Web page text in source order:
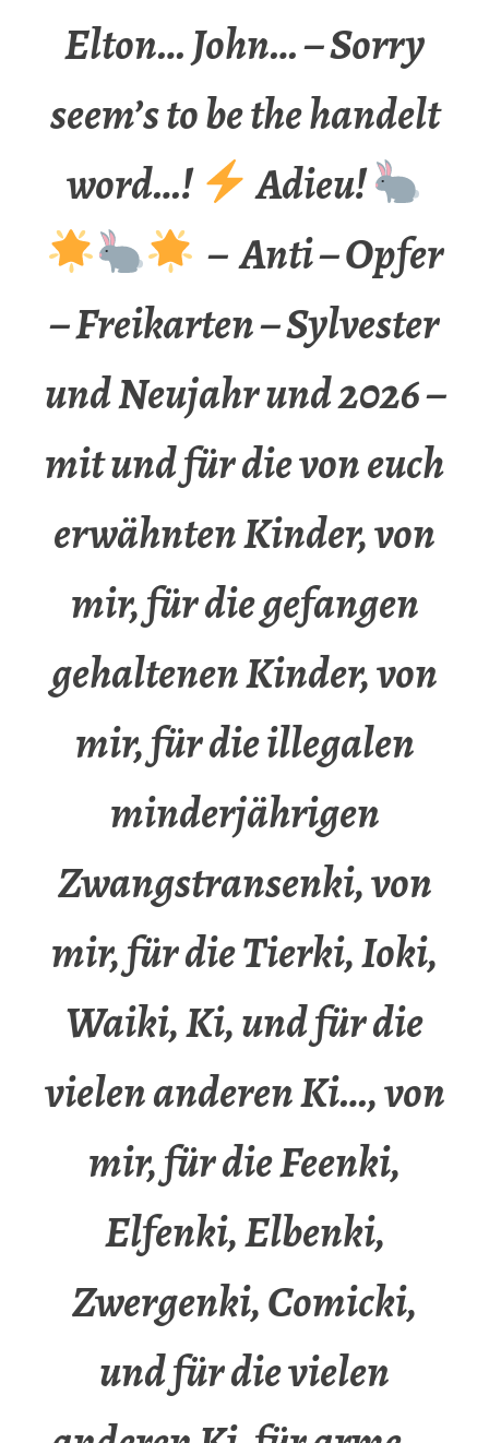
Elton… John… – Sorry
seem’s to be the handelt
word…!
Adieu!
– Anti – Opfer
– Freikarten – Sylvester
und Neujahr und 2026 –
mit und für die von euch
erwähnten Kinder, von
mir, für die gefangen
gehaltenen Kinder, von
mir, für die illegalen
minderjährigen
Zwangstransenki, von
mir, für die Tierki, Ioki,
Waiki, Ki, und für die
vielen anderen Ki…, von
mir, für die Feenki,
Elfenki, Elbenki,
Zwergenki, Comicki,
und für die vielen